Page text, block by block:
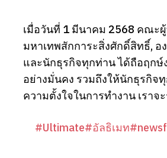
เมื่อวันที่ 1 มีนาคม 2568 คณะ
มหาเทพสักการะสิ่งศักดิ์สิทธิ์, อ
และนักธุรกิจทุกท่าน ได้ถือฤกษ์
อย่างมั่นคง รวมถึงให้นักธุรกิจ
ความตั้งใจในการทำงาน เรา
#Ultimate#อัลธิเมท